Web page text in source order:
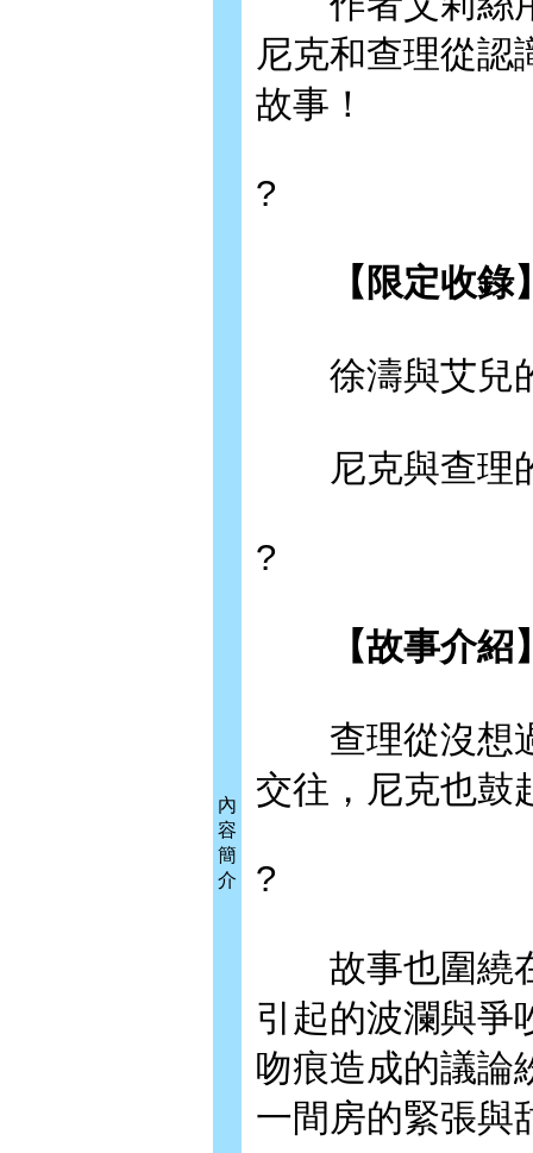
內
容
簡
介
尼克和查理從認
故事！
?
【限定收錄
徐濤與艾兒的
尼克與查理
?
【故事介紹
查理從沒想過
交往，尼克也鼓
?
故事也圍繞在
引起的波瀾與
吻痕造成的議論
一間房的緊張與